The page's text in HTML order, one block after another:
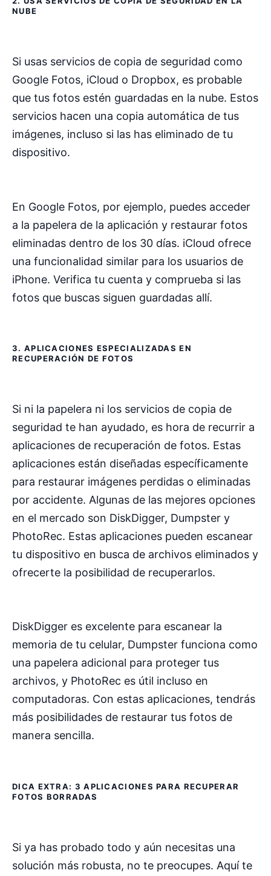
NUBE
Si usas servicios de copia de seguridad como
Google Fotos, iCloud o Dropbox, es probable
que tus fotos estén guardadas en la nube. Estos
servicios hacen una copia automática de tus
imágenes, incluso si las has eliminado de tu
dispositivo.
En Google Fotos, por ejemplo, puedes acceder
a la papelera de la aplicación y restaurar fotos
eliminadas dentro de los 30 días. iCloud ofrece
una funcionalidad similar para los usuarios de
iPhone. Verifica tu cuenta y comprueba si las
fotos que buscas siguen guardadas allí.
3. APLICACIONES ESPECIALIZADAS EN
RECUPERACIÓN DE FOTOS
Si ni la papelera ni los servicios de copia de
seguridad te han ayudado, es hora de recurrir a
aplicaciones de recuperación de fotos. Estas
aplicaciones están diseñadas específicamente
para restaurar imágenes perdidas o eliminadas
por accidente. Algunas de las mejores opciones
en el mercado son DiskDigger, Dumpster y
PhotoRec. Estas aplicaciones pueden escanear
tu dispositivo en busca de archivos eliminados y
ofrecerte la posibilidad de recuperarlos.
DiskDigger es excelente para escanear la
memoria de tu celular, Dumpster funciona como
una papelera adicional para proteger tus
archivos, y PhotoRec es útil incluso en
computadoras. Con estas aplicaciones, tendrás
más posibilidades de restaurar tus fotos de
manera sencilla.
DICA EXTRA: 3 APLICACIONES PARA RECUPERAR
FOTOS BORRADAS
Si ya has probado todo y aún necesitas una
solución más robusta, no te preocupes. Aquí te